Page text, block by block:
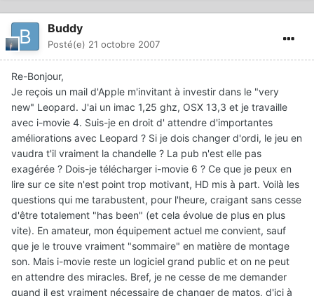
Buddy
Posté(e) 21 octobre 2007
Re-Bonjour,
Je reçois un mail d'Apple m'invitant à investir dans le "very
new" Leopard. J'ai un imac 1,25 ghz, OSX 13,3 et je travaille
avec i-movie 4. Suis-je en droit d' attendre d'importantes
améliorations avec Leopard ? Si je dois changer d'ordi, le jeu en
vaudra t'il vraiment la chandelle ? La pub n'est elle pas
exagérée ? Dois-je télécharger i-movie 6 ? Ce que je peux en
lire sur ce site n'est point trop motivant, HD mis à part. Voilà les
questions qui me tarabustent, pour l'heure, craigant sans cesse
d'être totalement "has been" (et cela évolue de plus en plus
vite). En amateur, mon équipement actuel me convient, sauf
que je le trouve vraiment "sommaire" en matière de montage
son. Mais i-movie reste un logiciel grand public et on ne peut
en attendre des miracles. Bref, je ne cesse de me demander
quand il est vraiment nécessaire de changer de matos, d'ici à